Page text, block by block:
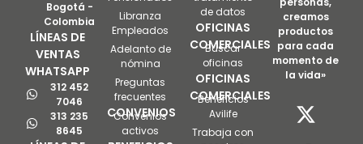
Bogotá -
Colombia
LÍNEAS DE
VENTAS
WHATSAPP
312 452
7046
313 235
8645
Libranza
Empleados
Adelanto de
nómina
Preguntas
frecuentes
CONVENIOS
Convenios
activos
de datos
OFICINAS
COMERCIALES
Buscar
oficinas
OFICINAS
COMERCIALES
Beneficios
Avilife
Trabaja con
creamos
productos
para cada
momento de
la vida»